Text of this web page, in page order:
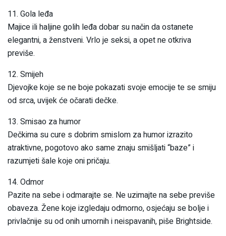
11. Gola leđa
Majice ili haljine golih leđa dobar su način da ostanete
elegantni, a ženstveni. Vrlo je seksi, a opet ne otkriva
previše.
12. Smijeh
Djevojke koje se ne boje pokazati svoje emocije te se smiju
od srca, uvijek će očarati dečke.
13. Smisao za humor
Dečkima su cure s dobrim smislom za humor izrazito
atraktivne, pogotovo ako same znaju smišljati “baze” i
razumjeti šale koje oni pričaju.
14. Odmor
Pazite na sebe i odmarajte se. Ne uzimajte na sebe previše
obaveza. Žene koje izgledaju odmorno, osjećaju se bolje i
privlačnije su od onih umornih i neispavanih, piše Brightside.